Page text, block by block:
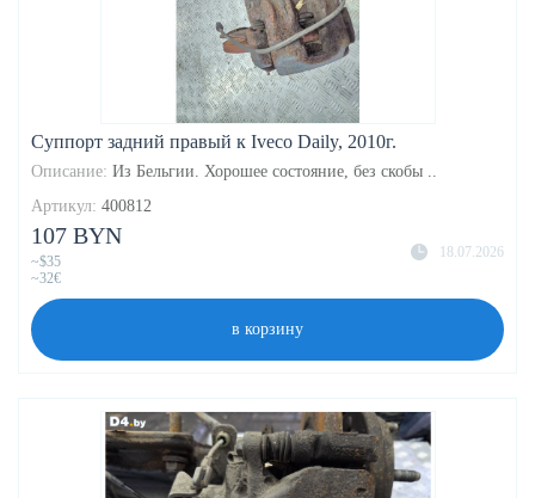
Суппорт задний правый к Iveco Daily, 2010г.
Описание: Из Бельгии. Хорошее состояние, без скобы ..
Артикул: 400812
18.07.2026
107 BYN
~$35
~32€
в корзину